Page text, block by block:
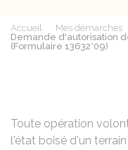
Accueil Mes démarches
Demande d'autorisation
(Formulaire 13632*09)
Toute opération
l'état boisé d'un